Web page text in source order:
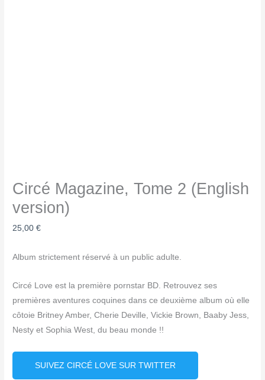
Circé Magazine, Tome 2 (English
version)
25,00€
Album strictement réservé à un public adulte.
Circé Love est la première pornstar BD. Retrouvez ses
premières aventures coquines dans ce deuxième album où elle
côtoie Britney Amber, Cherie Deville, Vickie Brown, Baaby Jess,
Nesty et Sophia West, du beau monde !!
SUIVEZ CIRCÉ LOVE SUR TWITTER